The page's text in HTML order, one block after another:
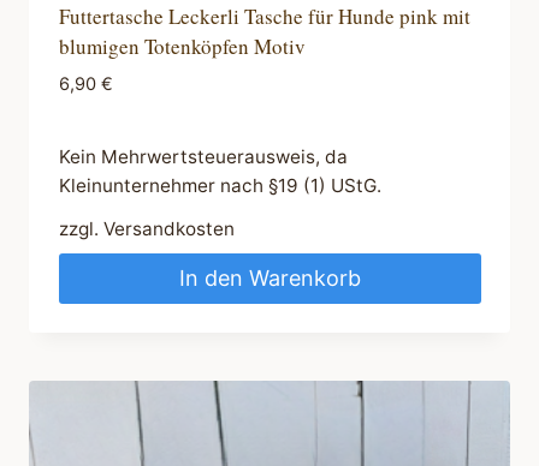
Futtertasche Leckerli Tasche für Hunde pink mit
blumigen Totenköpfen Motiv
6,90 €
Kein Mehrwertsteuerausweis, da
Kleinunternehmer nach §19 (1) UStG.
zzgl. Versandkosten
In den Warenkorb